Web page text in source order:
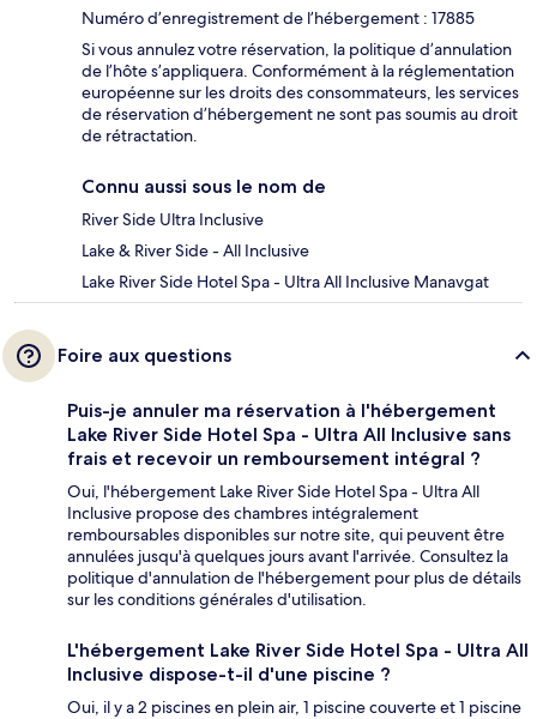
Numéro d’enregistrement de l’hébergement : 17885
Si vous annulez votre réservation, la politique d’annulation
de l’hôte s’appliquera. Conformément à la réglementation
européenne sur les droits des consommateurs, les services
de réservation d’hébergement ne sont pas soumis au droit
de rétractation.
Connu aussi sous le nom de
River Side Ultra Inclusive
Lake & River Side - All Inclusive
Lake River Side Hotel Spa - Ultra All Inclusive Manavgat
Foire aux questions
Puis-je annuler ma réservation à l'hébergement
Lake River Side Hotel Spa - Ultra All Inclusive sans
frais et recevoir un remboursement intégral ?
Oui, l'hébergement Lake River Side Hotel Spa - Ultra All
Inclusive propose des chambres intégralement
remboursables disponibles sur notre site, qui peuvent être
annulées jusqu'à quelques jours avant l'arrivée. Consultez la
politique d'annulation de l'hébergement pour plus de détails
sur les conditions générales d'utilisation.
L'hébergement Lake River Side Hotel Spa - Ultra All
Inclusive dispose-t-il d'une piscine ?
Oui, il y a 2 piscines en plein air, 1 piscine couverte et 1 piscine